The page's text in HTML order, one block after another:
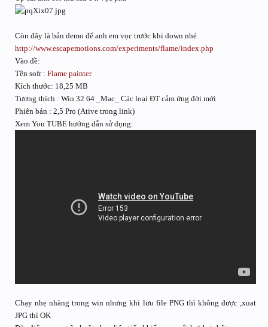
Còn đây là bản demo để anh em vọc trước khi down nhé
http://www.escapemotions.com/experiments/flame/index.php
Vào đề:
Tên sofr : Flame painter
Kích thước: 18,25 MB
Tương thích : Win 32 64 _Mac_ Các loại ĐT cảm ứng đời mới
Phiên bản : 2,5 Pro (Ative trong link)
Xem You TUBE hướng dẫn sử dụng:
Chạy nhẹ nhàng trong win nhưng khi lưu file PNG thì không được ,xuat
JPG thì OK